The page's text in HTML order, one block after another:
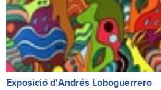
Exposició d'Andrés Loboguerrero